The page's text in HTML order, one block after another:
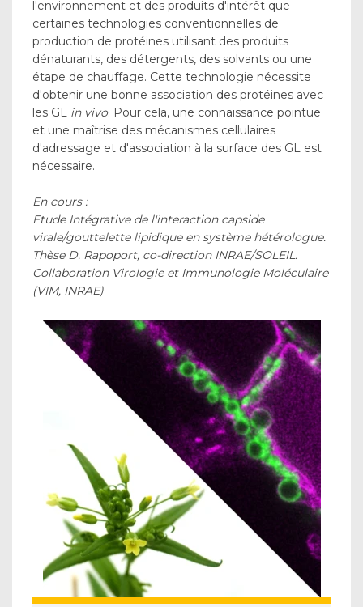
l'environnement et des produits d'intérêt que
certaines technologies conventionnelles de
production de protéines utilisant des produits
dénaturants, des détergents, des solvants ou une
étape de chauffage. Cette technologie nécessite
d'obtenir une bonne association des protéines avec
les GL in vivo. Pour cela, une connaissance pointue
et une maîtrise des mécanismes cellulaires
d'adressage et d'association à la surface des GL est
nécessaire.
En cours :
Etude Intégrative de l'interaction capside
virale/gouttelette lipidique en système hétérologue.
Thèse D. Rapoport, co-direction INRAE/SOLEIL.
Collaboration Virologie et Immunologie Moléculaire
(VIM, INRAE)